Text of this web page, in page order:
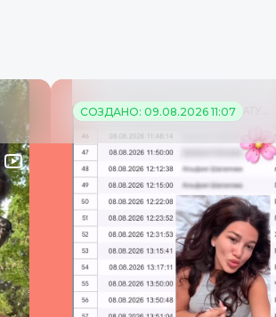
СОЗДАНО: 09.08.2026 11:07